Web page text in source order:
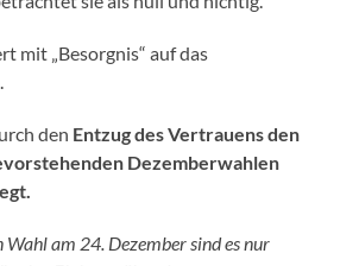
mit „Besorgnis“ auf das
den Entzug des Vertrauens den
Dezemberwahlen
Wahl am 24. Dezember sind es nur